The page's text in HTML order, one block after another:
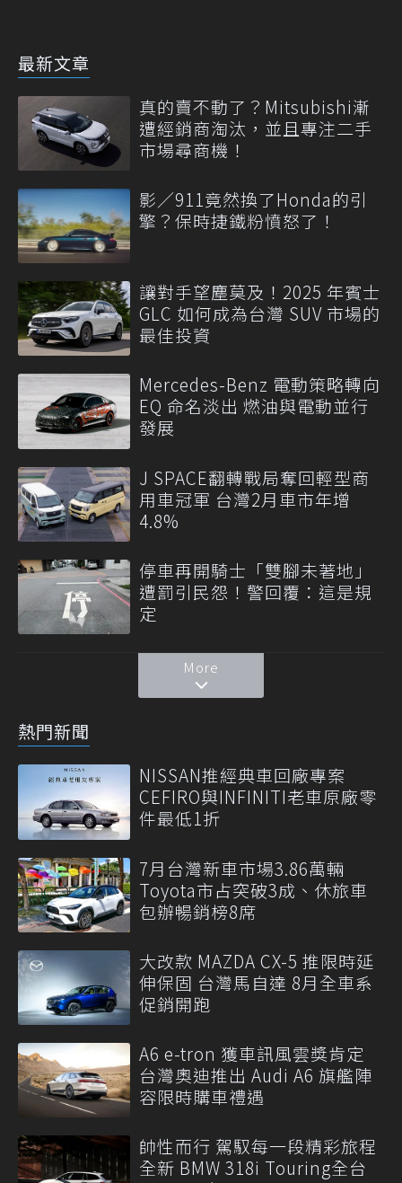
最新文章
真的賣不動了？Mitsubishi漸
遭經銷商淘汰，並且專注二手
市場尋商機！
影／911竟然換了Honda的引
擎？保時捷鐵粉憤怒了！
讓對手望塵莫及！2025 年賓士
GLC 如何成為台灣 SUV 市場的
最佳投資
Mercedes-Benz 電動策略轉向
EQ 命名淡出 燃油與電動並行
發展
J SPACE翻轉戰局奪回輕型商
用車冠軍 台灣2月車市年增
4.8%
停車再開騎士「雙腳未著地」
遭罰引民怨！警回覆：這是規
定
More
熱門新聞
NISSAN推經典車回廠專案
CEFIRO與INFINITI老車原廠零
件最低1折
7月台灣新車市場3.86萬輛
Toyota市占突破3成、休旅車
包辦暢銷榜8席
大改款 MAZDA CX-5 推限時延
伸保固 台灣馬自達 8月全車系
促銷開跑
A6 e-tron 獲車訊風雲獎肯定
台灣奧迪推出 Audi A6 旗艦陣
容限時購車禮遇
帥性而行 駕馭每一段精彩旅程
全新 BMW 318i Touring全台